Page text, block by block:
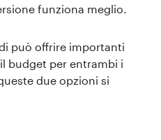
funziona meglio.
può offrire importanti
budget per entrambi i
due opzioni si